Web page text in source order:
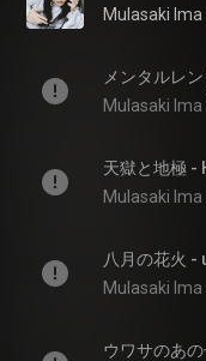
Mulasaki Ima
メンタルレ
Mulasaki Ima
天獄と地極 -
Mulasaki Ima
八月の花火
Mulasaki Ima
ウワサのあ